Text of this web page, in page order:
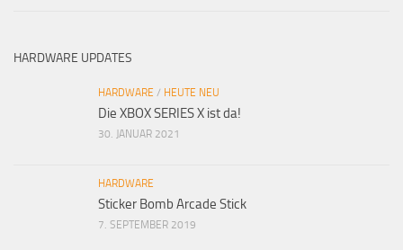
HARDWARE UPDATES
HARDWARE / HEUTE NEU
Die XBOX SERIES X ist da!
30. JANUAR 2021
HARDWARE
Sticker Bomb Arcade Stick
7. SEPTEMBER 2019